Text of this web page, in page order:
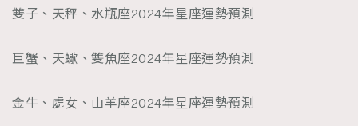
雙子、天秤、水瓶座2024年星座運勢預測
巨蟹、天蠍、雙魚座2024年星座運勢預測
金牛、處女、山羊座2024年星座運勢預測